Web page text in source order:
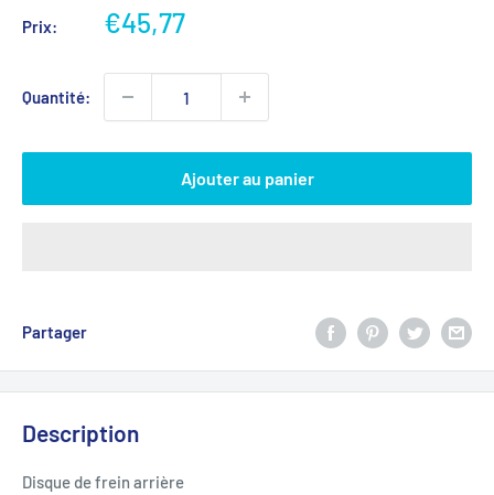
Prix:
Prix
€45,77
Quantité:
Ajouter au panier
Partager
Description
Disque de frein arrière